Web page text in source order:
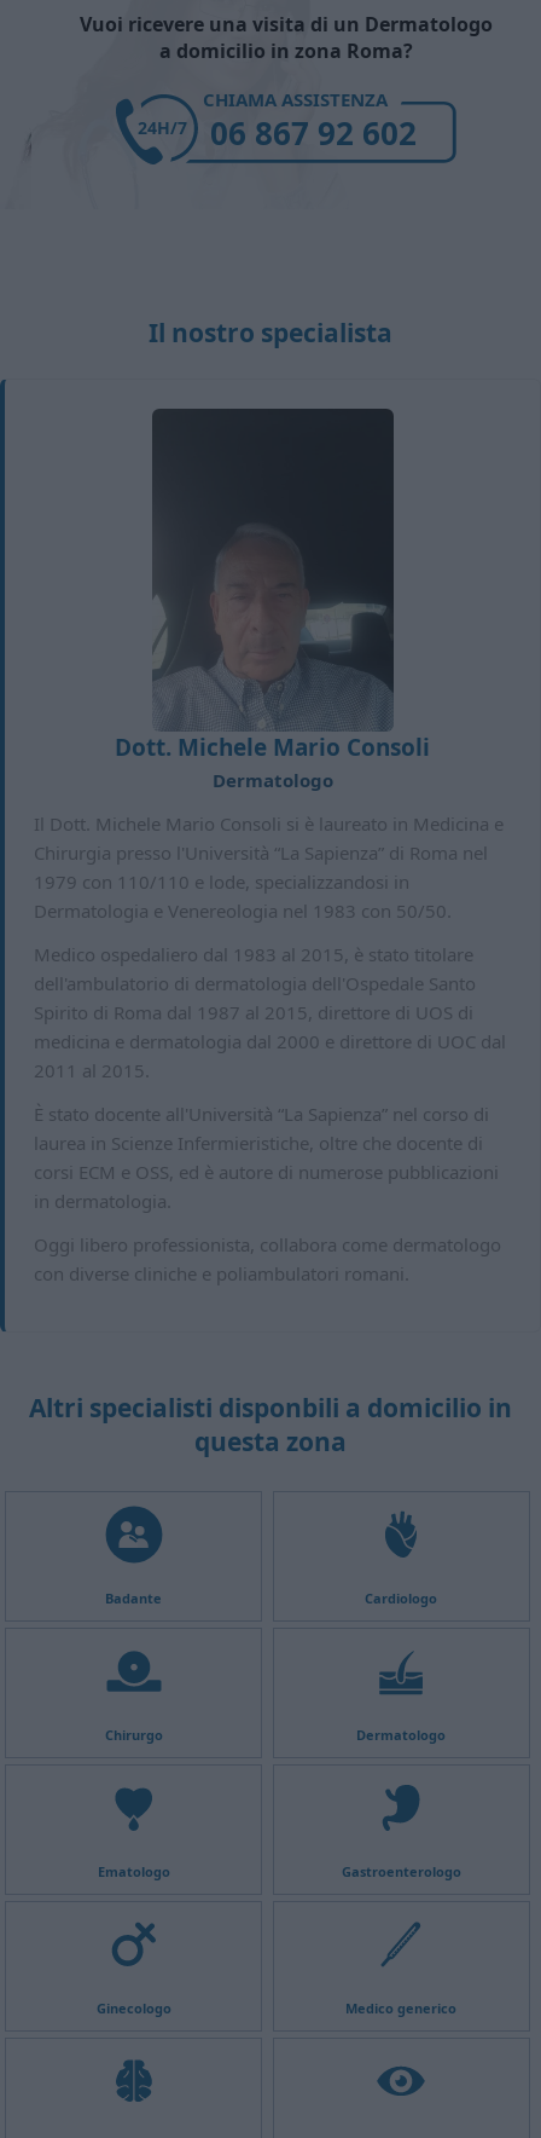
Vuoi ricevere una visita di un Dermatologo
a domicilio in zona Roma?
CHIAMA ASSISTENZA
06 867 92 602
24H/7
Il nostro specialista
Dott. Michele Mario Consoli
Dermatologo
Il Dott. Michele Mario Consoli si è laureato in Medicina e
Chirurgia presso l'Università “La Sapienza” di Roma nel
1979 con 110/110 e lode, specializzandosi in
Dermatologia e Venereologia nel 1983 con 50/50.
Medico ospedaliero dal 1983 al 2015, è stato titolare
dell'ambulatorio di dermatologia dell'Ospedale Santo
Spirito di Roma dal 1987 al 2015, direttore di UOS di
medicina e dermatologia dal 2000 e direttore di UOC dal
2011 al 2015.
È stato docente all'Università “La Sapienza” nel corso di
laurea in Scienze Infermieristiche, oltre che docente di
corsi ECM e OSS, ed è autore di numerose pubblicazioni
in dermatologia.
Oggi libero professionista, collabora come dermatologo
con diverse cliniche e poliambulatori romani.
Altri specialisti disponbili a domicilio in
questa zona
Badante Cardiologo
Chirurgo Dermatologo
Ematologo Gastroenterologo
Ginecologo Medico generico